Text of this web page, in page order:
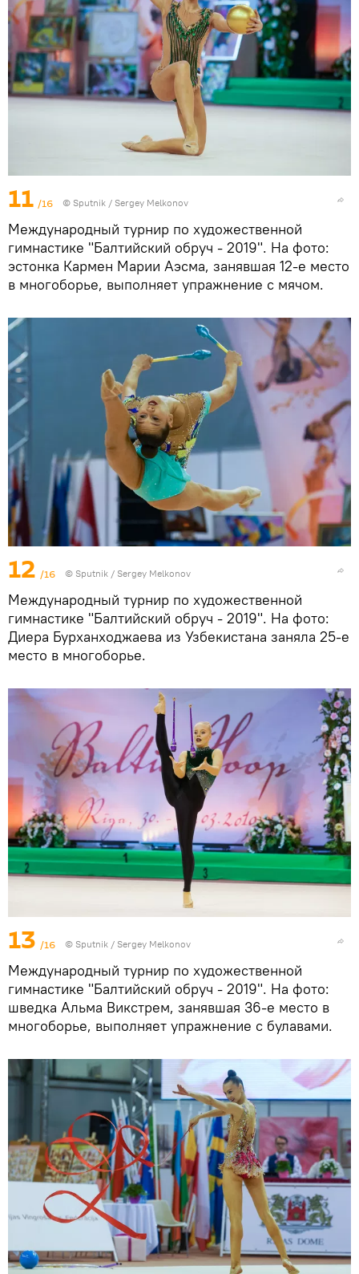
11 /16 © Sputnik / Sergey Melkonov
Международный турнир по художественной
гимнастике "Балтийский обруч - 2019". На фото:
эстонка Кармен Марии Аэсма, занявшая 12-е место
в многоборье, выполняет упражнение с мячом.
12 /16 © Sputnik / Sergey Melkonov
Международный турнир по художественной
гимнастике "Балтийский обруч - 2019". На фото:
Диера Бурханходжаева из Узбекистана заняла 25-е
место в многоборье.
13 /16 © Sputnik / Sergey Melkonov
Международный турнир по художественной
гимнастике "Балтийский обруч - 2019". На фото:
шведка Альма Викстрем, занявшая 36-е место в
многоборье, выполняет упражнение с булавами.